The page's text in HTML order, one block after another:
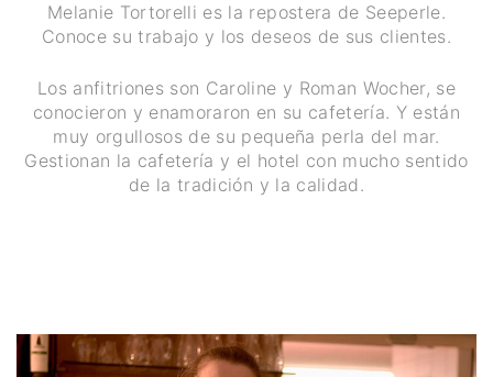
Melanie Tortorelli es la repostera de Seeperle.
Conoce su trabajo y los deseos de sus clientes.
Los anfitriones son Caroline y Roman Wocher, se
conocieron y enamoraron en su cafetería. Y están
muy orgullosos de su pequeña perla del mar.
Gestionan la cafetería y el hotel con mucho sentido
de la tradición y la calidad.